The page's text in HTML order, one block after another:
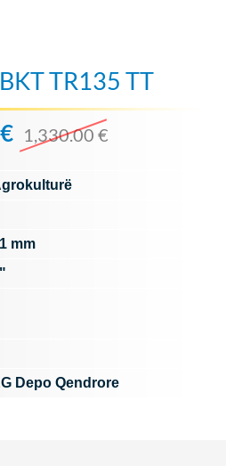
TR135 TT
1,330.00 €
mm
Depo Qendrore